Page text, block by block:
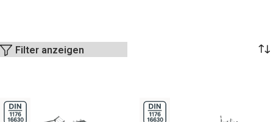
Filter anzeigen